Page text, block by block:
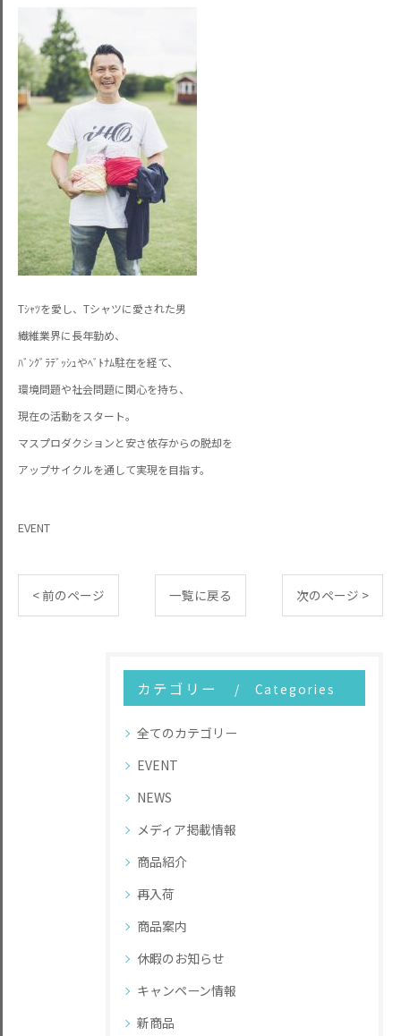
Tｼｬﾂを愛し、Tシャツに愛された男
繊維業界に長年勤め、
ﾊﾞﾝｸﾞﾗﾃﾞｯｼｭやﾍﾞﾄﾅﾑ駐在を経て、
環境問題や社会問題に関心を持ち、
現在の活動をスタート。
マスプロダクションと安さ依存からの脱却を
アップサイクルを通して実現を目指す。
EVENT
< 前のページ 一覧に戻る 次のページ >
カテゴリー Categories
全てのカテゴリー
EVENT
NEWS
メディア掲載情報
商品紹介
再入荷
商品案内
休暇のお知らせ
キャンペーン情報
新商品